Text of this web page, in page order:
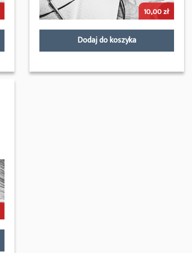
10,00zł
Dodaj do koszyka